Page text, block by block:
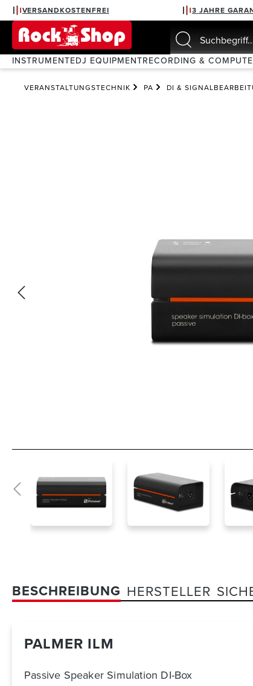
Zur Hauptnavigation springen
VERSANDKOSTENFREI 3 JAHRE
INSTRUMENTEDJ EQUIPMENTRECORDING &
VERANSTALTUNGSTECHNIK PA DI &
BESCHREIBUNG HERSTELLER
PALMER ILM
Passive Speaker Simulation DI-Box